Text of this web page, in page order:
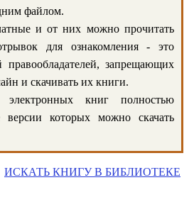
файлом.
и от них можно прочитать
для ознакомления - это
правообладателей, запрещающих
и скачивать их книги.
электронных книг полностью
версии которых можно скачать
ИСКАТЬ КНИГУ В БИБЛИОТЕКЕ